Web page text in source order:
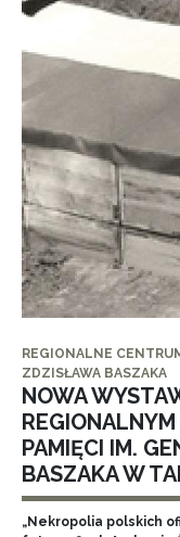
REGIONALNE
ZDZISŁAWA BASZAKA
NOWA
PAMIĘCI IM.
BASZAKA W
„Nekropolia polskich